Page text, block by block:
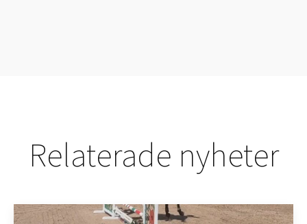
Relaterade nyheter